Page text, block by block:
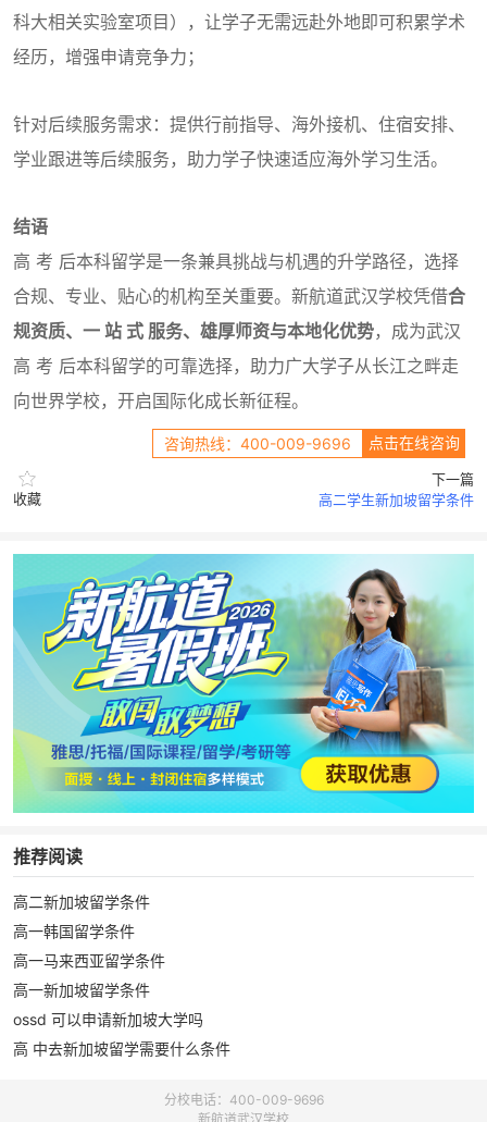
科大相关实验室项目），让学子无需远赴外地即可积累学术
经历，增强申请竞争力；
针对后续服务需求：提供行前指导、海外接机、住宿安排、
学业跟进等后续服务，助力学子快速适应海外学习生活。
结语
高 考 后本科留学是一条兼具挑战与机遇的升学路径，选择
合规、专业、贴心的机构至关重要。新航道武汉学校凭借合
规资质、一 站 式 服务、雄厚师资与本地化优势，成为武汉
高 考 后本科留学的可靠选择，助力广大学子从长江之畔走
向世界学校，开启国际化成长新征程。
咨询热线：400-009-9696 点击在线咨询
收藏
下一篇
高二学生新加坡留学条件
推荐阅读
高二新加坡留学条件
高一韩国留学条件
高一马来西亚留学条件
高一新加坡留学条件
ossd 可以申请新加坡大学吗
高 中去新加坡留学需要什么条件
分校电话：400-009-9696